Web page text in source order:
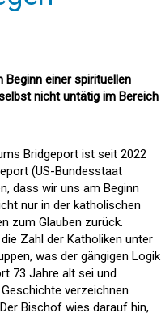
Beginn einer spirituellen
nicht untätig im Bereich
Bridgeport ist seit 2022
(US-Bundesstaat
dass wir uns am Beginn
nur in der katholischen
zum Glauben zurück.
Zahl der Katholiken unter
was der gängigen Logik
73 Jahre alt sei und
verzeichnen
Bischof wies darauf hin,